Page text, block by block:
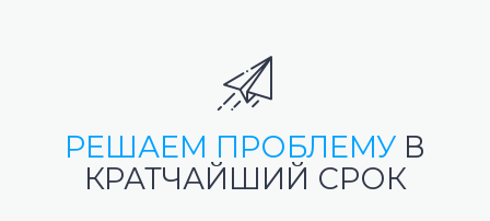
РЕШАЕМ ПРОБЛЕМУ В
КРАТЧАЙШИЙ СРОК